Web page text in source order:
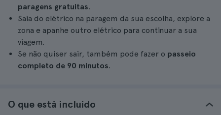
paragens gratuitas.
Saia do elétrico na paragem da sua escolha, explore a
zona e apanhe outro elétrico para continuar a sua
viagem.
Se não quiser sair, também pode fazer o passeio
completo de 90 minutos.
O que está incluído